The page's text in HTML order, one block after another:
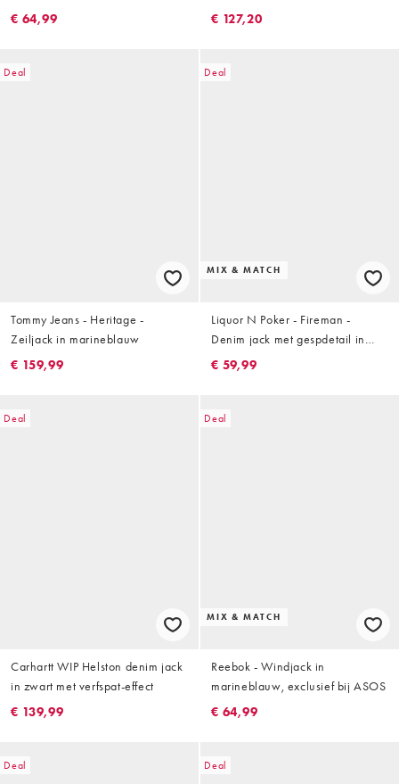
bruin
€ 64,99
€ 127,20
Deal
Tommy Jeans - Heritage -
Zeiljack in marineblauw
€ 159,99
Deal
MIX & MATCH
Liquor N Poker - Fireman -
Denim jack met gespdetail in
indigo, deel van co-ord set
€ 59,99
Deal
Carhartt WIP Helston denim jack
in zwart met verfspat-effect
€ 139,99
Deal
MIX & MATCH
Reebok - Windjack in
marineblauw, exclusief bij ASOS
€ 64,99
Deal Deal